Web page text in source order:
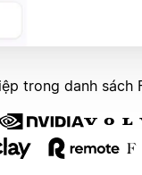
trong danh sách